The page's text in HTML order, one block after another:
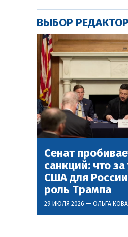
ВЫБОР
Сенат
санкций: что за
США для
роль Трампа
29 ИЮЛЯ 2026 — ОЛЬГА